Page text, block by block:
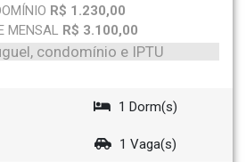
R$ 1.230,00
MENSAL R$ 3.100,00
condomínio e IPTU
1 Dorm(s)
1 Vaga(s)